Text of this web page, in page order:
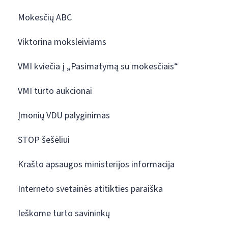
Mokesčių ABC
Viktorina moksleiviams
VMI kviečia į „Pasimatymą su mokesčiais“
VMI turto aukcionai
Įmonių VDU palyginimas
STOP šešėliui
Krašto apsaugos ministerijos informacija
Interneto svetainės atitikties paraiška
Ieškome turto savininkų